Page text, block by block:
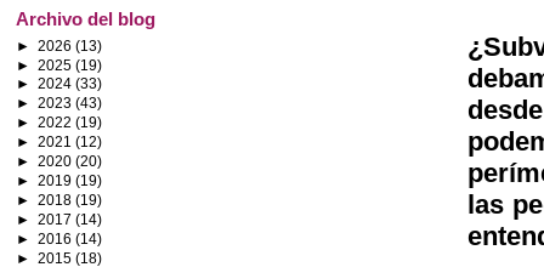
las
Archivo del blog
► 2026 (13)
► 2025 (19)
► 2024 (33)
► 2023 (43)
► 2022 (19)
► 2021 (12)
► 2020 (20)
► 2019 (19)
► 2018 (19)
► 2017 (14)
► 2016 (14)
► 2015 (18)